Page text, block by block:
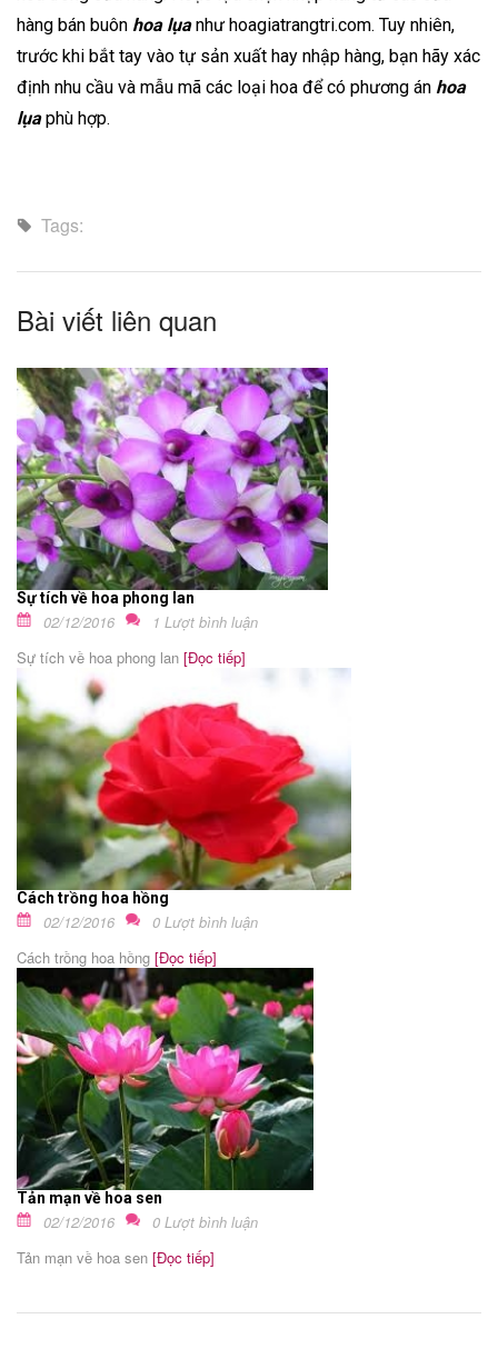
hàng bán buôn hoa lụanhư hoagiatrangtri.com. Tuy nhiên,
trước khi bắt tay vào tự sản xuất hay nhập hàng, bạn hãy xác
định nhu cầu và mẫu mã các loại hoa để có phương án hoa
lụaphù hợp.
Tags:
Bài viết liên quan
Sự tích về hoa phong lan
02/12/2016
1 Lượt bình luận
Sự tích về hoa phong lan [Đọc tiếp]
Cách trồng hoa hồng
02/12/2016
0 Lượt bình luận
Cách trồng hoa hồng [Đọc tiếp]
Tản mạn về hoa sen
02/12/2016
0 Lượt bình luận
Tản mạn về hoa sen [Đọc tiếp]